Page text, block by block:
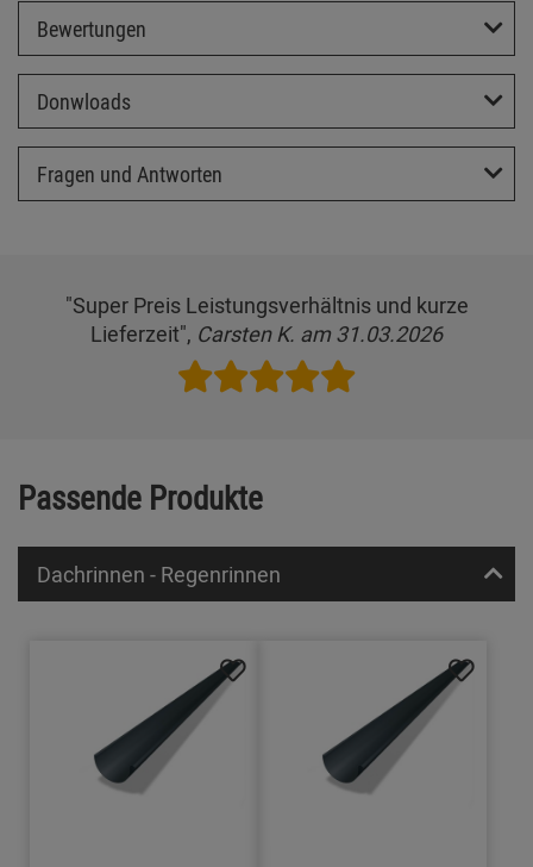
Bewertungen
Donwloads
Fragen und Antworten
"Super Preis Leistungsverhältnis und kurze
Lieferzeit", Carsten K. am 31.03.2026
Passende Produkte
Dachrinnen - Regenrinnen